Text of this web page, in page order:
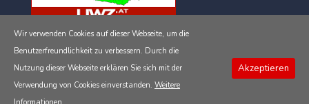
Impressum
Wir verwenden Cookies auf dieser Webseite, um die
Benutzerfreundlichkeit zu verbessern. Durch die
Nutzung dieser Webseite erklären Sie sich mit der
Verwendung von Cookies einverstanden. Weitere
Akzeptieren